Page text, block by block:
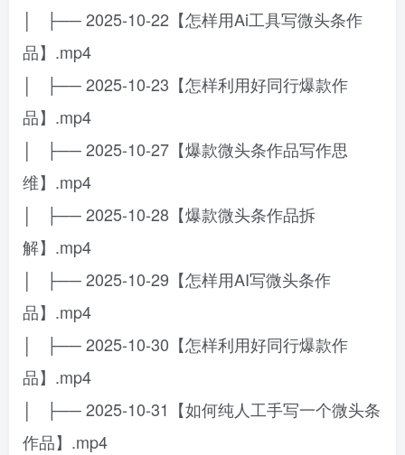
│ ├── 2025-10-22【怎样用Ai工具写微头条作
品】.mp4
│ ├── 2025-10-23【怎样利用好同行爆款作
品】.mp4
│ ├── 2025-10-27【爆款微头条作品写作思
维】.mp4
│ ├── 2025-10-28【爆款微头条作品拆
解】.mp4
│ ├── 2025-10-29【怎样用AI写微头条作
品】.mp4
│ ├── 2025-10-30【怎样利用好同行爆款作
品】.mp4
│ ├── 2025-10-31【如何纯人工手写一个微头条
作品】.mp4